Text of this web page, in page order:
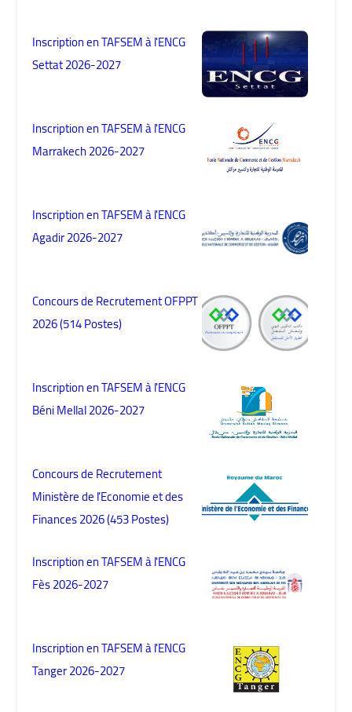
Inscription en TAFSEM à l'ENCG
Settat 2026-2027
Inscription en TAFSEM à l'ENCG
Marrakech 2026-2027
Inscription en TAFSEM à l'ENCG
Agadir 2026-2027
Concours de Recrutement OFPPT
2026 (514 Postes)
Inscription en TAFSEM à l'ENCG
Béni Mellal 2026-2027
Concours de Recrutement
Ministère de l’Economie et des
Finances 2026 (453 Postes)
Inscription en TAFSEM à l'ENCG
Fès 2026-2027
Inscription en TAFSEM à l'ENCG
Tanger 2026-2027